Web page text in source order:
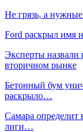
Не грязь, а
Ford раскрыл имя
Эксперты назвали
вторичном рынке
Бетонный бум
раскрыло…
Самара определит
лиги…